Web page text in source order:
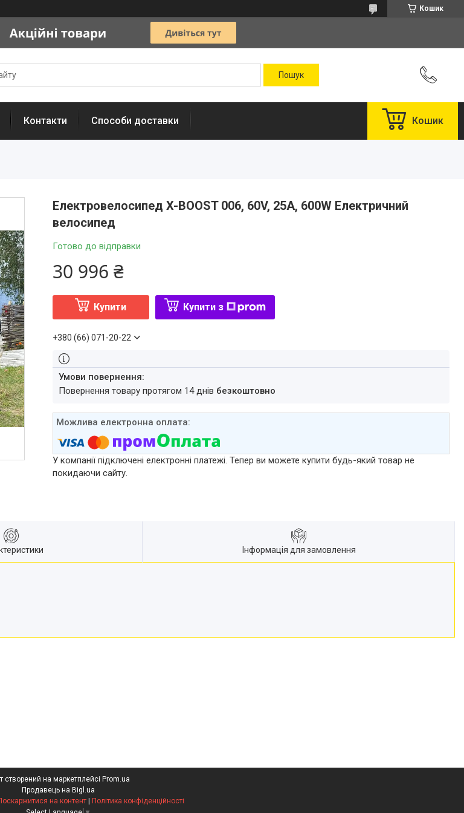
Кошик
Контакти Способи доставки Кошик
Електровелосипед X-BOOST 006, 60V, 25A, 600W Електричний
велосипед
Готово до відправки
30 996 ₴
Купити Купити з
+380 (66) 071-20-22
повернення товару протягом 14 днів безкоштовно
У компанії підключені електронні платежі. Тепер ви можете купити будь-який товар не
покидаючи сайту.
Інформація для замовлення
створений на маркетплейсі Prom.ua
Продавець на Bigl.ua
на контент
Політика конфіденційності